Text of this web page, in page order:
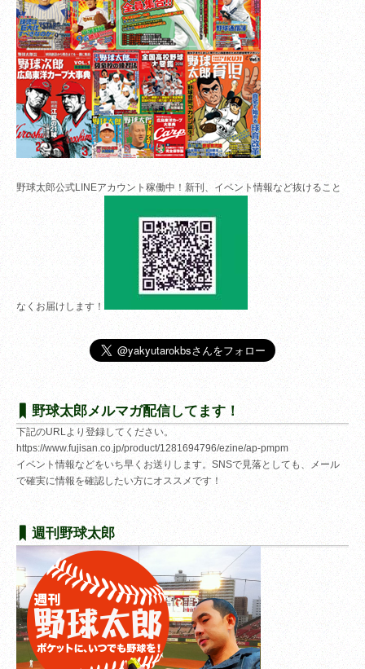
野球太郎公式LINEアカウント稼働中！新刊、イベント情報など抜けること
なくお届けします！
野球太郎メルマガ配信してます！
下記のURLより登録してください。
https://www.fujisan.co.jp/product/1281694796/ezine/ap-pmpm
イベント情報などをいち早くお送りします。SNSで見落としても、メール
で確実に情報を確認したい方にオススメです！
週刊野球太郎